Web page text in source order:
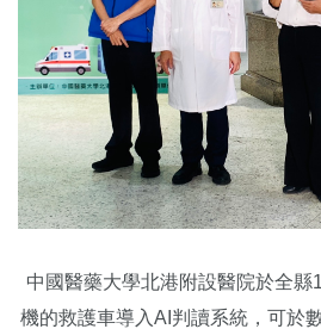
中國醫藥大學北港附設醫院於全縣
機的救護車導入AI判讀系統，可於